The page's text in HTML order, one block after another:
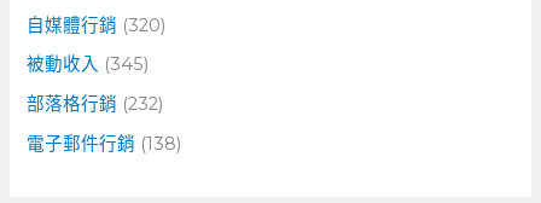
自媒體行銷 (320)
被動收入 (345)
部落格行銷 (232)
電子郵件行銷 (138)